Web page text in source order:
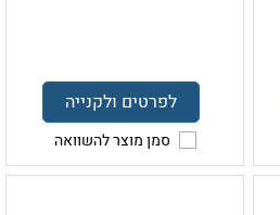
לפרטים ולקנייה
סמן מוצר להשוואה